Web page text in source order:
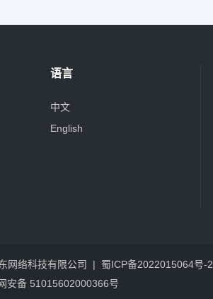
语言
中文
English
网络科技有限公司 | 蜀ICP备2022015064号-2
安备 51015602000366号